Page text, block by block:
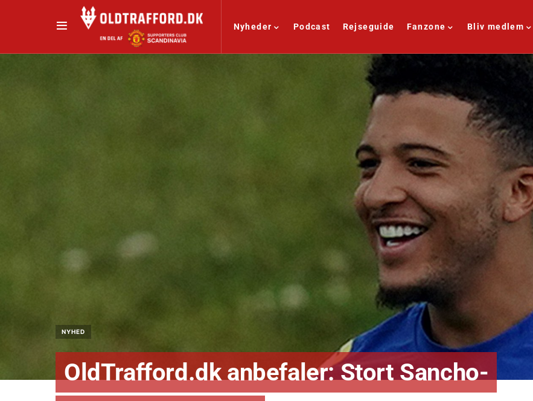
Nyheder Podcast Rejseguide Fanzone Bliv medlem
NYHED
OldTrafford.dk anbefaler: Stort Sancho-